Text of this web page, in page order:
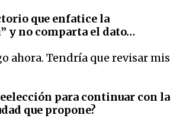
que enfatice la
y no comparta el dato…
ahora. Tendría que revisar mis
para continuar con la
que propone?